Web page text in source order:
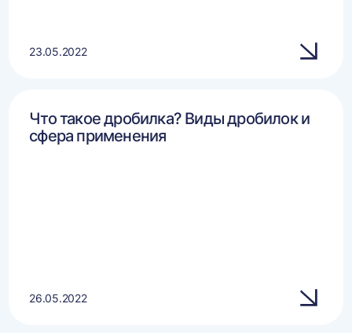
23.05.2022
Что такое дробилка? Виды дробилок и
сфера применения
26.05.2022